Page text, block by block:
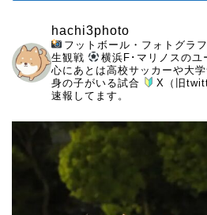
hachi3photo
フットボール・フォトグラ
生観戦
横浜F･マリノスのユ
心にあとは高校サッカーや大
身の子がいる試合
X（旧
速報してます。